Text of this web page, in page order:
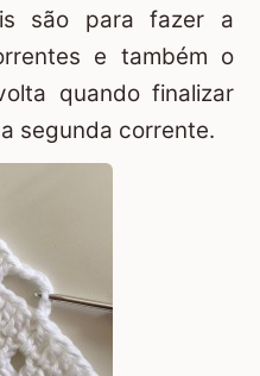
são para fazer a
e também o
quando finalizar
segunda corrente.